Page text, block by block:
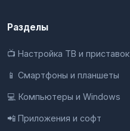
Разделы
📺 Настройка ТВ и приставок
📱 Смартфоны и планшеты
💻 Компьютеры и Windows
📲 Приложения и софт